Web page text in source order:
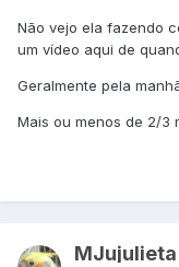
Não vejo ela fazendo
um vídeo aqui de
Geralmente pela
Mais ou menos de 2/3
MJujulieta